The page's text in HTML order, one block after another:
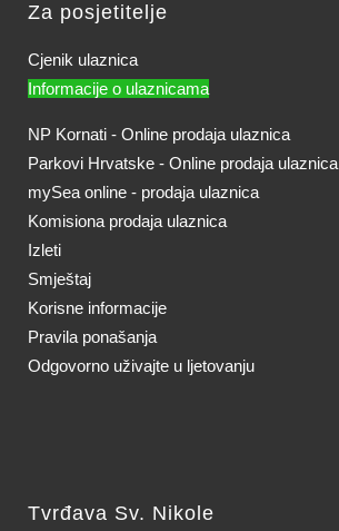
Za posjetitelje
Cjenik ulaznica
Informacije o ulaznicama
NP Kornati - Online prodaja ulaznica
Parkovi Hrvatske - Online prodaja ulaznica
mySea online - prodaja ulaznica
Komisiona prodaja ulaznica
Izleti
Smještaj
Korisne informacije
Pravila ponašanja
Odgovorno uživajte u ljetovanju
Tvrđava Sv. Nikole